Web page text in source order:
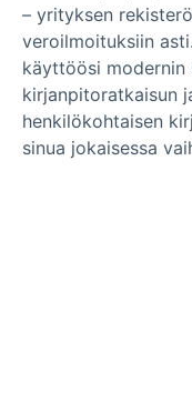
– yrityksen
veroilmoituksiin
käyttöösi modernin
kirjanpitoratkaisun
henkilökohtaisen
sinua jokaisessa